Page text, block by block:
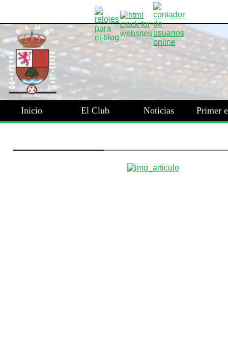
Inicio El Club Noticias Primer